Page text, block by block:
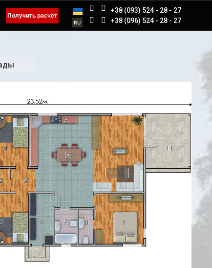
Получить расчёт
+38 (093) 524 - 28 - 27
+38 (096) 524 - 28 - 27